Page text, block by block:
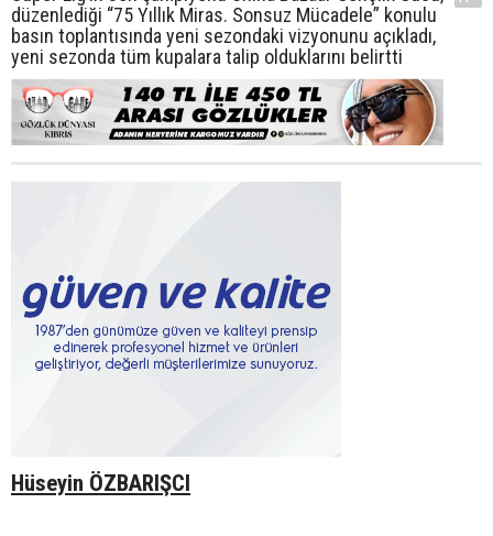
düzenlediği “75 Yıllık Miras. Sonsuz Mücadele” konulu
basın toplantısında yeni sezondaki vizyonunu açıkladı,
yeni sezonda tüm kupalara talip olduklarını belirtti
Hüseyin ÖZBARIŞCI